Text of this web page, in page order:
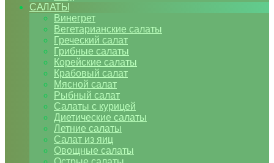
САЛАТЫ
Винегрет
Вегетарианские салаты
Греческий салат
Грибные салаты
Корейские салаты
Крабовый салат
Мясной салат
Рыбный салат
Салаты с курицей
Диетические салаты
Летние салаты
Салат из яиц
Овощные салаты